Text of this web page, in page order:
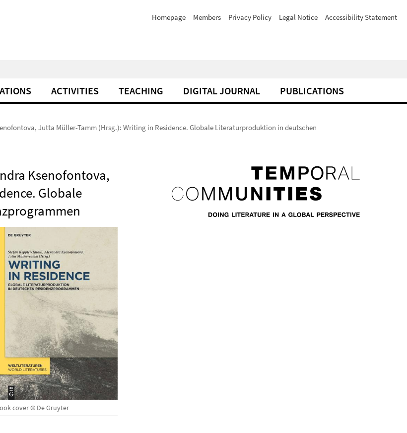
Homepage Members Privacy Policy Legal Notice Accessibility Statement
ACTIVITIES TEACHING DIGITAL JOURNAL PUBLICATIONS
Jutta Müller-Tamm (Hrsg.): Writing in Residence. Globale Literaturproduktion in deutschen
Ksenofontova,
Globale
cover © De Gruyter